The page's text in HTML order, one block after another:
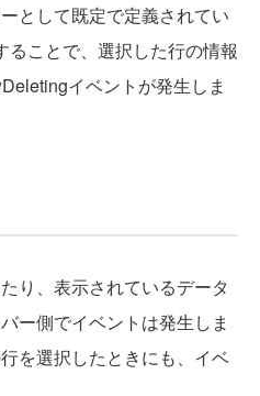
として既定で定義されてい
ることで、選択した行の情報
イベントが発生しま
り、表示されているデータ
ー側でイベントは発生しま
を選択したときにも、イベ